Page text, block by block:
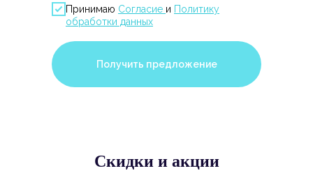
Принимаю Согласие и
Политику
обработки данных
Получить предложение
Скидки и акции